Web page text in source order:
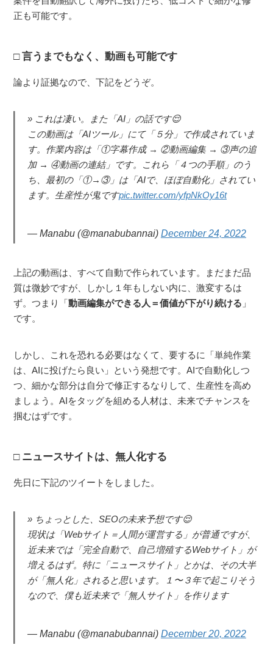
正も可能です。
言うまでもなく、動画も可能です
論より証拠なので、下記をどうぞ。
これは凄い。また「AI」の話です😌
この動画は「AIツール」にて「５分」で作成されていま
す。作業内容は「①字幕作成 → ②動画編集 → ③声の追
加 → ④動画の連結」です。これら「４つの手順」のう
ち、最初の「①→③」は「AIで、ほぼ自動化」されてい
ます。生産性が鬼ですpic.twitter.com/yfpNkOy16t
— Manabu (@manabubannai) December 24, 2022
上記の動画は、すべて自動で作られています。まだまだ品
質は微妙ですが、しかし１年もしない内に、激変するは
ず。つまり「動画編集ができる人＝価値が下がり続ける 」
です。
しかし、これを恐れる必要はなくて、要するに「単純作業
は、AIに投げたら良い」という発想です。AIで自動化しつ
つ、細かな部分は自分で修正するなりして、生産性を高め
ましょう。AIをタッグを組める人材は、未来でチャンスを
掴むはずです。
ニュースサイトは、無人化する
先日に下記のツイートをしました。
ちょっとした、SEOの未来予想です😌
現状は「Webサイト＝人間が運営する」が普通ですが、
近未来では「完全自動で、自己増殖するWebサイト」が
増えるはず。特に「ニュースサイト」とかは、その大半
が「無人化」されると思います。１〜３年で起こりそう
なので、僕も近未来で「無人サイト」を作ります
— Manabu (@manabubannai) December 20, 2022